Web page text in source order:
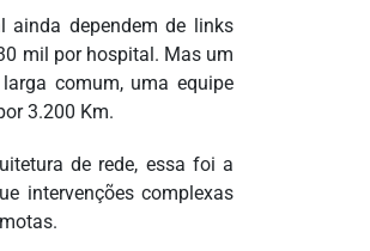
ainda dependem de links
mil por hospital. Mas um
comum, uma equipe
3.200 Km.
de rede, essa foi a
intervenções complexas